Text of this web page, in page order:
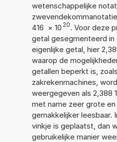
wetenschappelijke
416 × 10 20. Voor deze
getal gesegmenteerd in
eigenlijke getal, hier
waarop de
getallen beperkt is,
zakrekenmachines,
weergegeven als 2,388
met name zeer grote
gemakkelijker leesbaar.
vinkje is geplaatst, dan
gebruikelijke manier